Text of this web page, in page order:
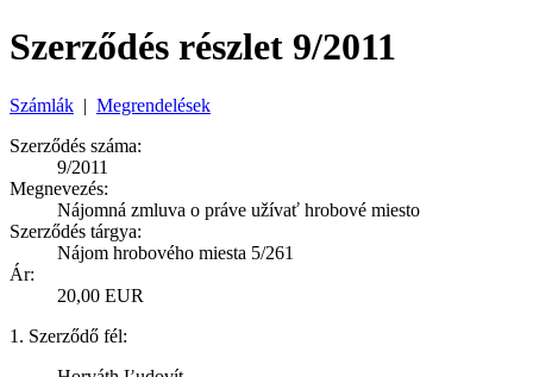
Szerződés részlet 9/2011
Számlák | Megrendelések
Szerződés száma:
9/2011
Megnevezés:
Nájomná zmluva o práve užívať hrobové miesto
Szerződés tárgya:
Nájom hrobového miesta 5/261
Ár:
20,00 EUR
1. Szerződő fél: